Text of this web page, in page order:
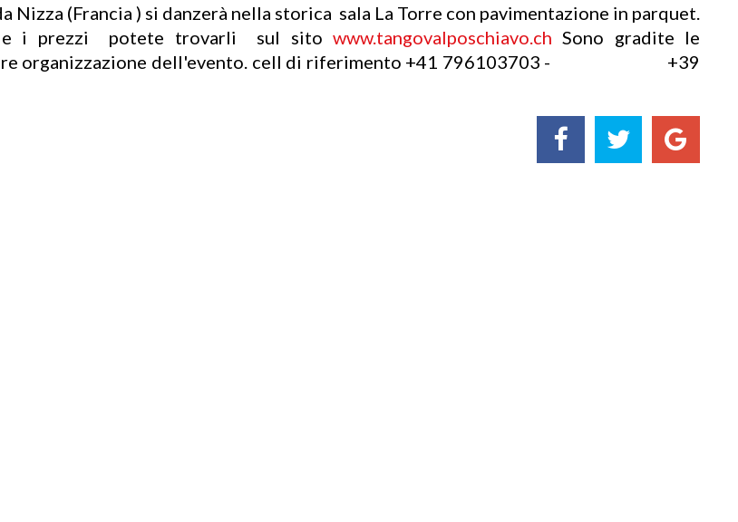
Nizza (Francia ) si danzerà nella storica sala La Torre con pavimentazione in parquet.
e i prezzi potete trovarli sul sito www.tangovalposchiavo.ch Sono gradite le
organizzazione dell'evento. cell di riferimento +41 796103703 - +39